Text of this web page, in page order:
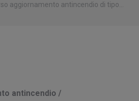
aggiornamento antincendio di tipo…
antincendio /